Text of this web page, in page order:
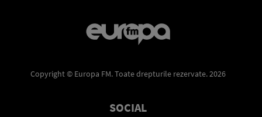
Copyright © Europa FM. Toate drepturile rezervate. 2026
SOCIAL